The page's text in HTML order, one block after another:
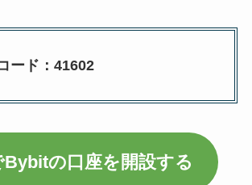
ード：41602
Bybitの口座を開設する